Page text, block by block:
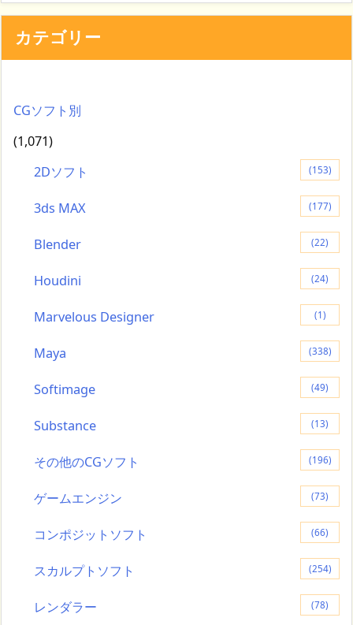
カテゴリー
CGソフト別
(1,071)
2Dソフト
(153)
3ds MAX (177)
Blender (22)
Houdini (24)
Marvelous Designer (1)
Maya (338)
Softimage (49)
Substance (13)
その他のCGソフト (196)
ゲームエンジン (73)
コンポジットソフト (66)
スカルプトソフト (254)
レンダラー (78)